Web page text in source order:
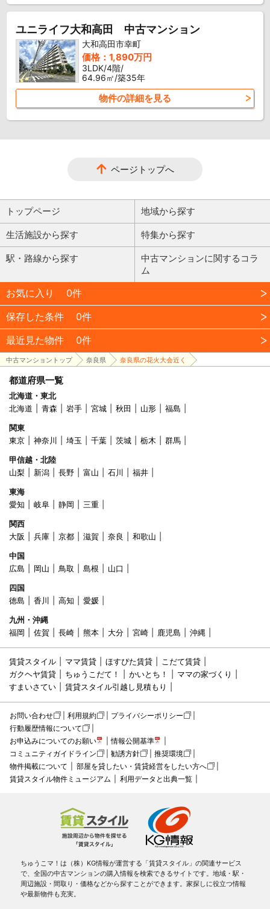
ユニライフ大和高田 中古マンション
大和高田市幸町
価格：1,890万円
3LDK/4階/
64.96㎡/築35年
物件の詳細を見る
ページトップへ
トップページ 地域から探す
生活施設から探す 特集から探す
駅・路線から探す
中古マンションに関するコラ
ム
お気に入り
0件
保存した条件
0件
最近見た物件
0件
中古マンショントップ 奈良県 奈良県の花火大会近く
都道府県一覧
北海道・東北
北海道
青森 岩手 宮城 秋田 山形
福島
関東
東京
神奈川 埼玉 千葉 茨城 栃木
群馬
甲信越・北陸
山梨
新潟 長野 富山 石川
福井
東海
愛知
岐阜 静岡
三重
関西
大阪
兵庫 京都 滋賀 奈良
和歌山
中国
広島
岡山 鳥取 島根
山口
四国
徳島
香川 高知
愛媛
九州・沖縄
福岡
佐賀 長崎 熊本 大分 宮崎 鹿児島 沖縄
賃貸スタイル ママ賃貸 ほすぴた賃貸
こだて賃貸
ガクヘヤ賃貸
ちゅうこだて！ かいとち！
ママの家づくり
すまいさてい
賃貸スタイル引越し見積もり
お問い合わせ 利用規約
プライバシーポリシー
行動履歴情報について
お申込みについてのお願い
情報公開基準
コミュニティガイドライン
勧誘方針
推奨環境
物件掲載について
部屋を貸したい・賃貸経営をしたい方へ
賃貸スタイル物件ミュージアム
利用データと出典一覧
ちゅうこマ！は（株）KG情報が運営する「賃貸スタイル」の関連サービス
で、全国の中古マンションの購入情報を検索できるサイトです。地域・駅・
周辺施設・間取り・価格などから探すことができます。家探しに役立つ情報
や最新物件も充実。